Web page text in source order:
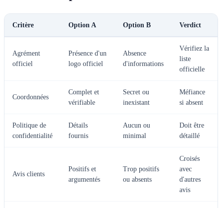
Critère Option A Option B Verdict
Agrément
officiel
Présence d'un
logo officiel
Absence
d'informations
Vérifiez la
liste
officielle
Coordonnées
Complet et
vérifiable
Secret ou
inexistant
Méfiance
si absent
Politique de
confidentialité
Détails
fournis
Aucun ou
minimal
Doit être
détaillé
Avis clients
Positifs et
argumentés
Trop positifs
ou absents
Croisés
avec
d'autres
avis